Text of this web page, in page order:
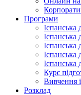
Програми
Іспанська
Іспанська
Іспанська
Іспанська
Іспанська
Курс
Вивчення
Розклад